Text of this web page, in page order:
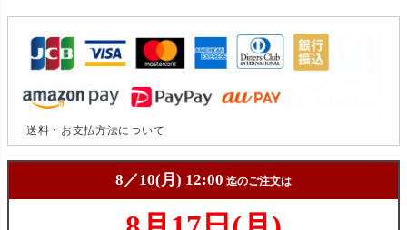
送料・お支払方法について